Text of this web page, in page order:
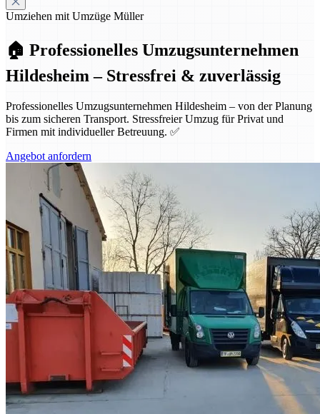
Umziehen mit Umzüge Müller
🏠 Professionelles Umzugsunternehmen
Hildesheim – Stressfrei & zuverlässig
Professionelles Umzugsunternehmen Hildesheim – von der Planung
bis zum sicheren Transport. Stressfreier Umzug für Privat und
Firmen mit individueller Betreuung. ✅
Angebot anfordern